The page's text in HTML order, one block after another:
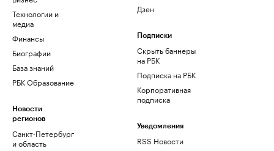
Технологии и
медиа
Финансы
Биографии
База знаний
РБК Образование
Новости
регионов
Санкт-Петербург
и область
Дзен
Подписки
Скрыть баннеры
на РБК
Подписка на РБК
Корпоративная
подписка
Уведомления
RSS Новости